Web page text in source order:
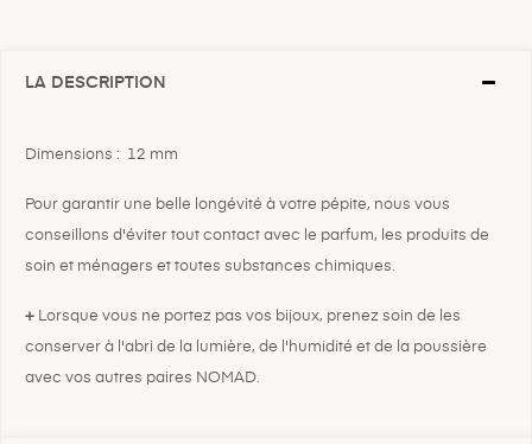
LA DESCRIPTION
Dimensions : 12 mm
Pour garantir une belle longévité à votre pépite, nous vous
conseillons d'éviter tout contact avec le parfum, les produits de
soin et ménagers et toutes substances chimiques.
+ Lorsque vous ne portez pas vos bijoux, prenez soin de les
conserver à l'abri de la lumière, de l'humidité et de la poussière
avec vos autres paires NOMAD.